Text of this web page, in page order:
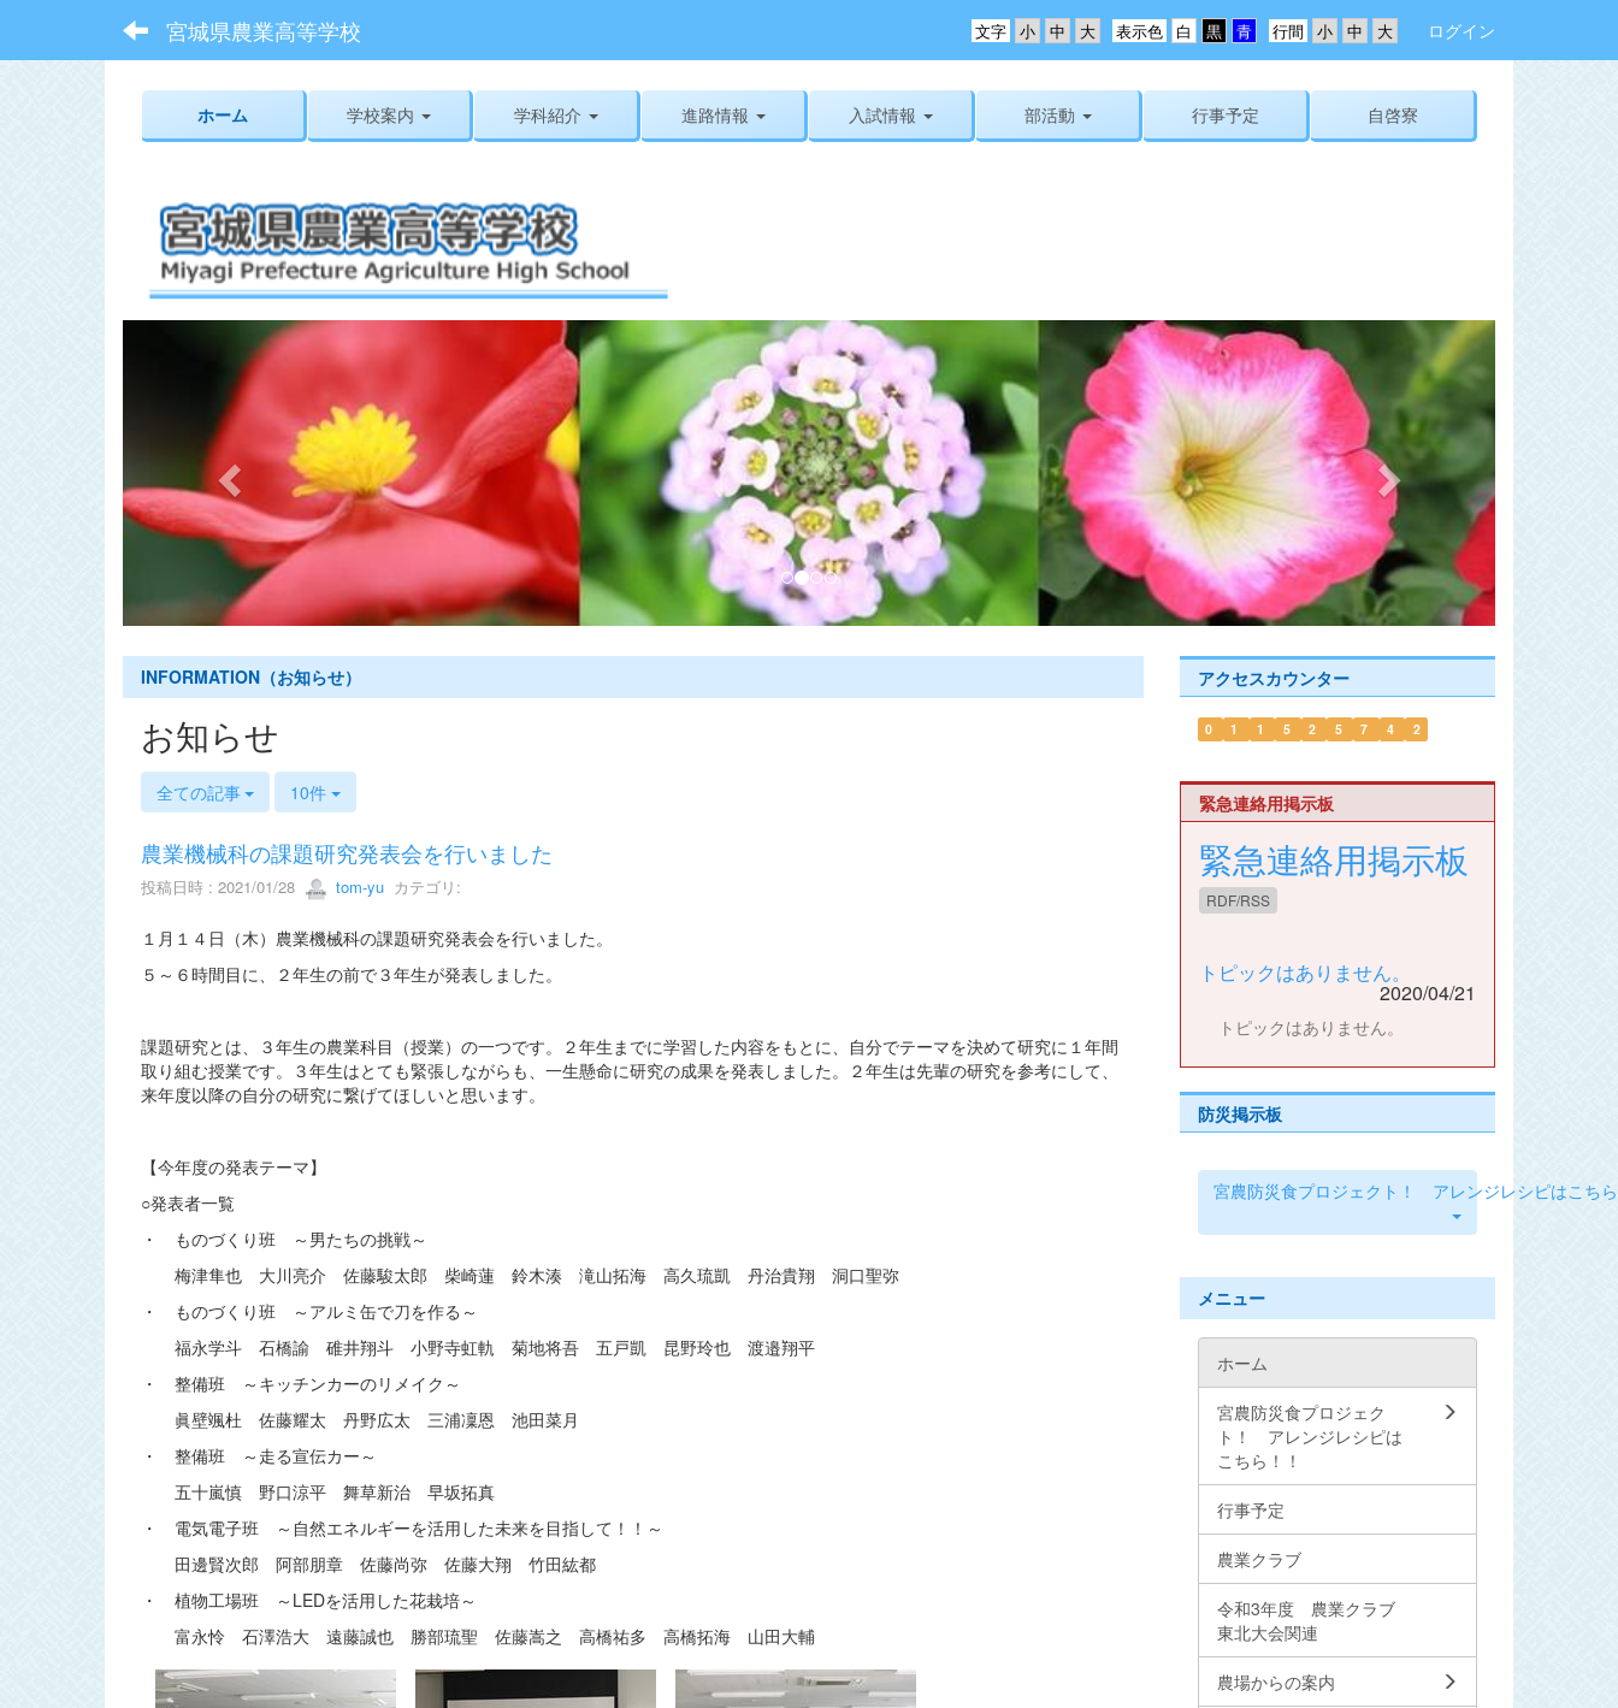
宮城県農業高等学校 行間
表示色
文字 ログイン
ホーム 学校案内 学科紹介 進路情報 入試情報 部活動 行事予定 自啓寮
e
v
i
o
u
s
x
t
INFORMATION（お知らせ）
お知らせ
全ての記事 10件
農業機械科の課題研究発表会を行いました
投稿日時 : 2021/01/28 tom-yu カテゴリ:
１月１４日（木）農業機械科の課題研究発表会を行いました。
５～６時間目に、２年生の前で３年生が発表しました。
課題研究とは、３年生の農業科目（授業）の一つです。２年生までに学習した内容をもとに、自分でテーマを決めて研究に１年間
取り組む授業です。３年生はとても緊張しながらも、一生懸命に研究の成果を発表しました。２年生は先輩の研究を参考にして、
来年度以降の自分の研究に繋げてほしいと思います。
【今年度の発表テーマ】
○発表者一覧
・ ものづくり班 ～男たちの挑戦～
梅津隼也 大川亮介 佐藤駿太郎 柴崎蓮 鈴木湊 滝山拓海 高久琉凱 丹治貴翔 洞口聖弥
・ ものづくり班 ～アルミ缶で刀を作る～
福永学斗 石橋諭 碓井翔斗 小野寺虹軌 菊地将吾 五戸凱 昆野玲也 渡邉翔平
・ 整備班 ～キッチンカーのリメイク～
眞壁颯杜 佐藤耀太 丹野広太 三浦凜恩 池田菜月
・ 整備班 ～走る宣伝カー～
五十嵐慎 野口涼平 舞草新治 早坂拓真
・ 電気電子班 ～自然エネルギーを活用した未来を目指して！！～
田邊賢次郎 阿部朋章 佐藤尚弥 佐藤大翔 竹田紘都
・ 植物工場班 ～LEDを活用した花栽培～
富永怜 石澤浩大 遠藤誠也 勝部琉聖 佐藤嵩之 高橋祐多 高橋拓海 山田大輔
アクセスカウンター
0 1 1 5 2 5 7 4 2
緊急連絡用掲示板
緊急連絡用掲示板
RDF/RSS
トピックはありません。
2020/04/21
トピックはありません。
防災掲示板
宮農防災食プロジェクト！ アレンジレシピはこち
メニュー
ホーム
宮農防災食プロジェク
ト！ アレンジレシピは
こちら！！
行事予定
農業クラブ
令和3年度 農業クラブ
東北大会関連
農場からの案内